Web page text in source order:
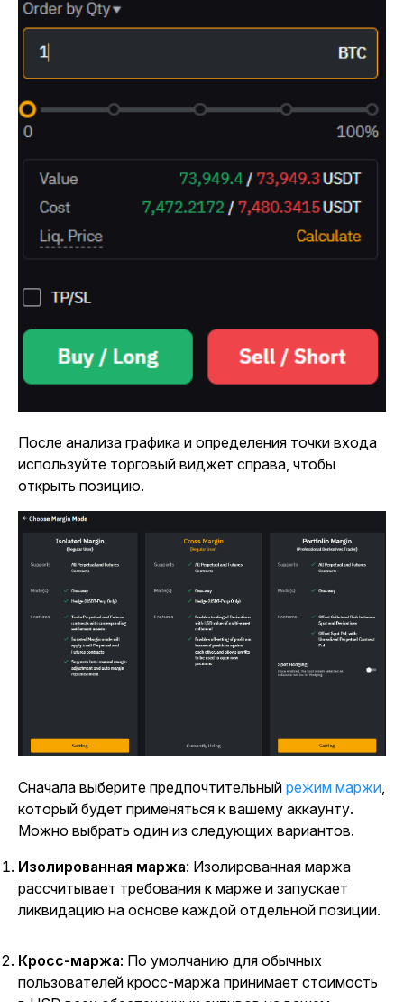
После анализа графика и определения точки входа
используйте торговый виджет справа, чтобы
открыть позицию.
Сначала выберите предпочтительный режим маржи
который будет применяться к вашему аккаунту.
Можно выбрать один из следующих вариантов.
Изолированная маржа: Изолированная маржа
рассчитывает требования к марже и запускает
ликвидацию на основе каждой отдельной позиции.
Кросс-маржа: По умолчанию для обычных
пользователей кросс-маржа принимает стоимость